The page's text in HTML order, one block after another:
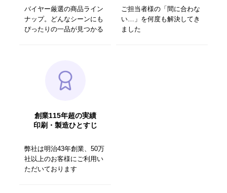
バイヤー厳選の商品ライン
ナップ。どんなシーンにも
ぴったりの一品が見つかる
ご担当者様の「間に合わな
い…」を何度も解決してき
ました
創業115年超の実績
印刷・製造ひとすじ
弊社は明治43年創業、50万
社以上のお客様にご利用い
ただいております